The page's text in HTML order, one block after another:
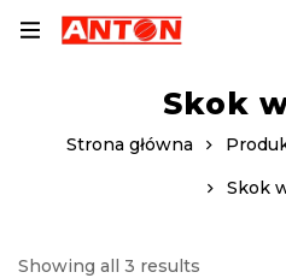
Skok
Strona główna
Skok
Showing all 3 results